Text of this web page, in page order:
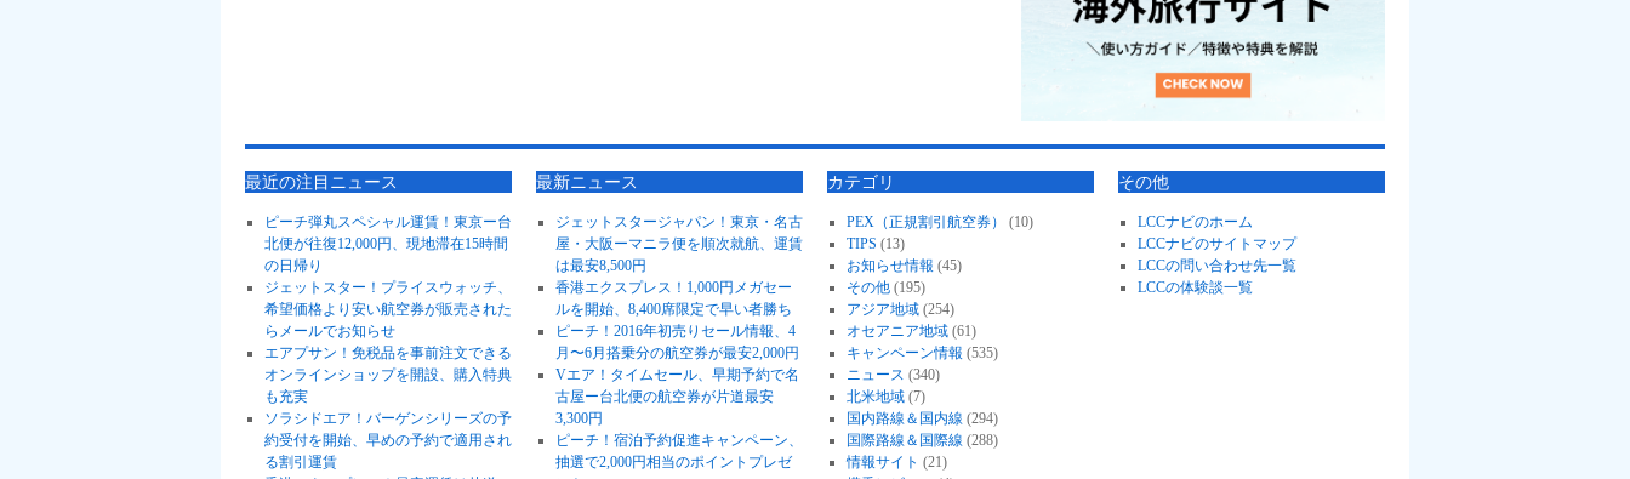
最近の注目ニュース
ピーチ弾丸スペシャル運賃！東京ー台
北便が往復12,000円、現地滞在15時間
の日帰り
ジェットスター！プライスウォッチ、
希望価格より安い航空券が販売された
らメールでお知らせ
エアプサン！免税品を事前注文できる
オンラインショップを開設、購入特典
も充実
ソラシドエア！バーゲンシリーズの予
約受付を開始、早めの予約で適用され
る割引運賃
最新ニュース
ジェットスタージャパン！東京・名古
屋・大阪ーマニラ便を順次就航、運賃
は最安8,500円
香港エクスプレス！1,000円メガセー
ルを開始、8,400席限定で早い者勝ち
ピーチ！2016年初売りセール情報、4
月〜6月搭乗分の航空券が最安2,000円
Vエア！タイムセール、早期予約で名
古屋ー台北便の航空券が片道最安
3,300円
ピーチ！宿泊予約促進キャンペーン、
抽選で2,000円相当のポイントプレゼ
カテゴリ
PEX（正規割引航空券）
(10)
TIPS (13)
お知らせ情報 (45)
その他(195)
アジア地域(254)
オセアニア地域(61)
キャンペーン情報 (535)
ニュース (340)
北米地域(7)
国内路線＆国内線 (294)
国際路線＆国際線 (288)
情報サイト (21)
その他
LCCナビのホーム
LCCナビのサイトマップ
LCCの問い合わせ先一覧
LCCの体験談一覧